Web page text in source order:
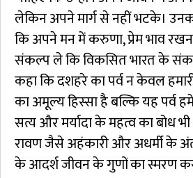
लेकिन अपने मार्ग से नहीं भटके।
कि अपने मन में करुणा, प्रेम भाव
संकल्प ले कि विकसित भारत के
कहा कि दशहरे का पर्व न केवल
का अमूल्य हिस्सा है बल्कि यह पर्व
सत्य और मर्यादा के महत्व का बोध
रावण जैसे अहंकारी और अधर्मी के
के आदर्श जीवन के गुणों का स्मरण